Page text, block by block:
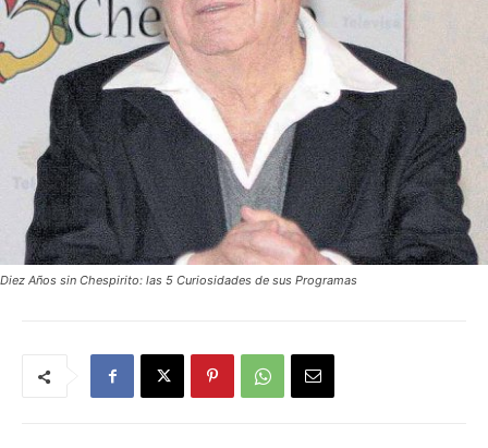
Diez Años sin Chespirito: las 5 Curiosidades de sus Programas